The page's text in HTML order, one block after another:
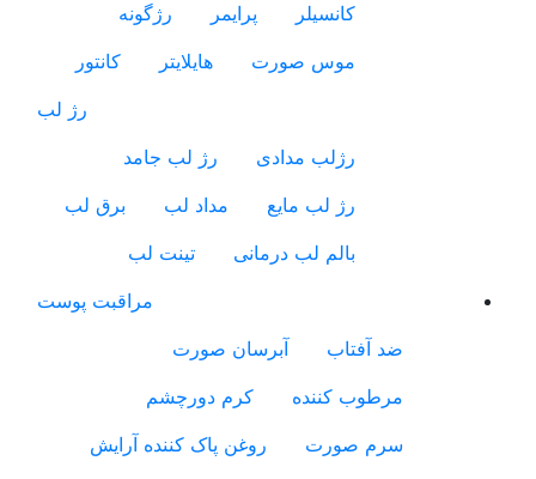
کانسیلر
پرایمر
رژگونه
موس صورت
هایلایتر
کانتور
رژ لب
رژلب مدادی
رژ لب جامد
رژ لب مایع
مداد لب
برق لب
بالم لب درمانی
تینت لب
مراقبت پوست
ضد آفتاب
آبرسان صورت
مرطوب کننده
کرم دورچشم
سرم صورت
روغن پاک کننده آرایش